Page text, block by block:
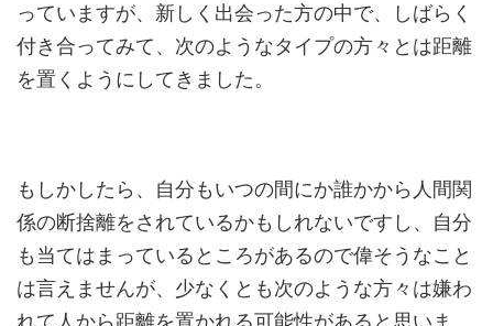
っていますが、新しく出会った方の中で、しばらく
付き合ってみて、次のようなタイプの方々とは距離
を置くようにしてきました。
もしかしたら、自分もいつの間にか誰かから人間関
係の断捨離をされているかもしれないですし、自分
も当てはまっているところがあるので偉そうなこと
は言えませんが、少なくとも次のような方々は嫌わ
れて人から距離を置かれる可能性があると思いま